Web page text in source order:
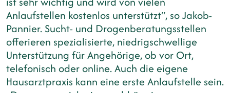
Anlaufstellen kostenlos unterstützt“, so Jakob-
Pannier. Sucht- und Drogenberatungsstellen
offerieren spezialisierte, niedrigschwellige
Unterstützung für Angehörige, ob vor Ort,
telefonisch oder online. Auch die eigene
Hausarztpraxis kann eine erste Anlaufstelle sein.